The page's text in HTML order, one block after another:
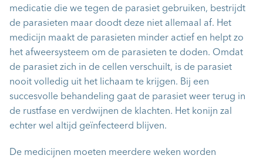
medicatie die we tegen de parasiet gebruiken, bestrijdt
de parasieten maar doodt deze niet allemaal af. Het
medicijn maakt de parasieten minder actief en helpt zo
het afweersysteem om de parasieten te doden. Omdat
de parasiet zich in de cellen verschuilt, is de parasiet
nooit volledig uit het lichaam te krijgen. Bij een
succesvolle behandeling gaat de parasiet weer terug in
de rustfase en verdwijnen de klachten. Het konijn zal
echter wel altijd geïnfecteerd blijven.
De medicijnen moeten meerdere weken worden